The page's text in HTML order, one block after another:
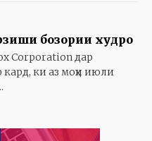
бозории худро
Corporation дар
кард, ки аз моҳи июли